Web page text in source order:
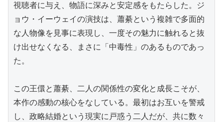
視聴者に与え、物語に深みと安定感をもたらした。ジ
ョウ・イーウェイの演技は、蕭綦という複雑で多面的
な人物像を見事に表現し、一度その魅力に触れると抜
け出せなくなる、まさに「中毒性」のあるものであっ
た。
この王儇と蕭綦、二人の関係性の変化と成長こそが、
本作の感動の核心をなしている。最初はお互いを警戒
し、政略結婚という現実に戸惑う二人だが、共に数々